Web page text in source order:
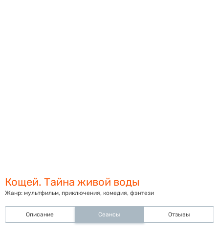
Кощей. Тайна живой воды
Жанр: мультфильм, приключения, комедия, фэнтези
Описание Сеансы Отзывы